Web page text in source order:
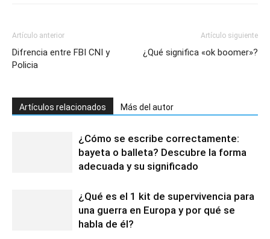
Artículo anterior
Difrencia entre FBI CNI y
Policia
Artículo siguiente
¿Qué significa «ok boomer»?
Artículos relacionados Más del autor
¿Cómo se escribe correctamente:
bayeta o balleta? Descubre la forma
adecuada y su significado
¿Qué es el 1 kit de supervivencia para
una guerra en Europa y por qué se
habla de él?